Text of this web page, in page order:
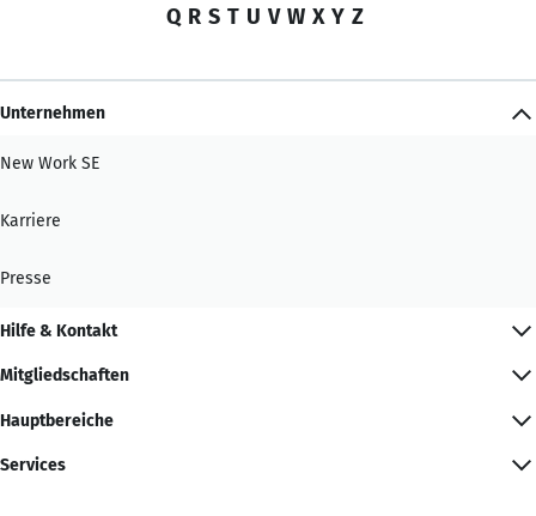
Q R S T U V W X Y Z
Unternehmen
New Work SE
Karriere
Presse
Hilfe & Kontakt
Mitgliedschaften
Hauptbereiche
Services